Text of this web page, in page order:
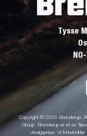
Tysse
Copyright © 2025 Brenderup.
Group. Brenderup er et av
utsalgspriser. Vi